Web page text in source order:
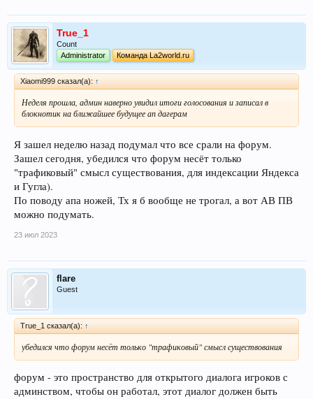
True_1
Count
Administrator
Команда La2world.ru
Xiaomi999 сказал(а): ↑
Неделя прошла, админ наверно увидил итоги голосования и записал в
блокнотик на ближайшее будущее ап дагерам
Я зашел неделю назад подумал что все срали на форум.
Зашел сегодня, убедился что форум несёт только
"трафиковый" смысл существования, для индексации Яндекса
и Гугла).
По поводу апа ножей, Тх я б вообще не трогал, а вот АВ ПВ
можно подумать.
23 июл 2023
flare
Guest
True_1 сказал(а): ↑
убедился что форум несёт только "трафиковый" смысл существования
форум - это пространство для открытого диалога игроков с
админством, чтобы он работал, этот диалог должен быть